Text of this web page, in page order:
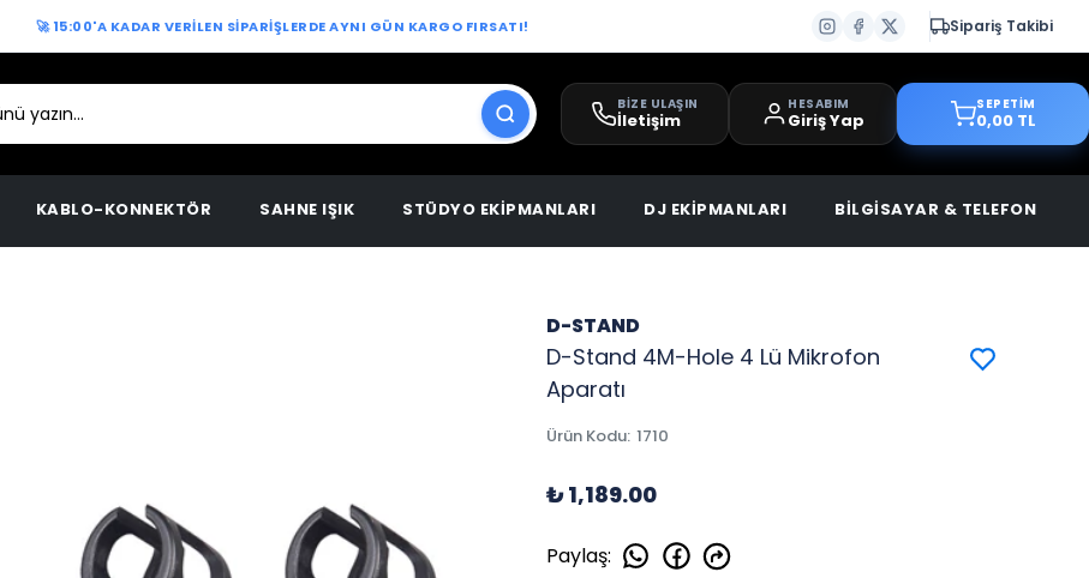
🚀 15:00'A KADAR VERİLEN SİPARİŞLERDE AYNI GÜN KARGO FIRSATI! Sipariş Takibi
BİZE ULAŞIN
İletişim
HESABIM
Giriş Yap
SEPETİM
0,00 TL
KABLO-KONNEKTÖR SAHNE IŞIK STÜDYO EKİPMANLARI DJ EKİPMANLARI BİLGİSAYAR & TELEFON
D-STAND
D-Stand 4M-Hole 4 Lü Mikrofon
Aparatı
Ürün Kodu: 1710
₺ 1,189.00
Paylaş: